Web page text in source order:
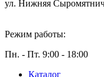
ул. Нижняя
Режим работы:
Пн. - Пт. 9:00 - 18:00
Каталог